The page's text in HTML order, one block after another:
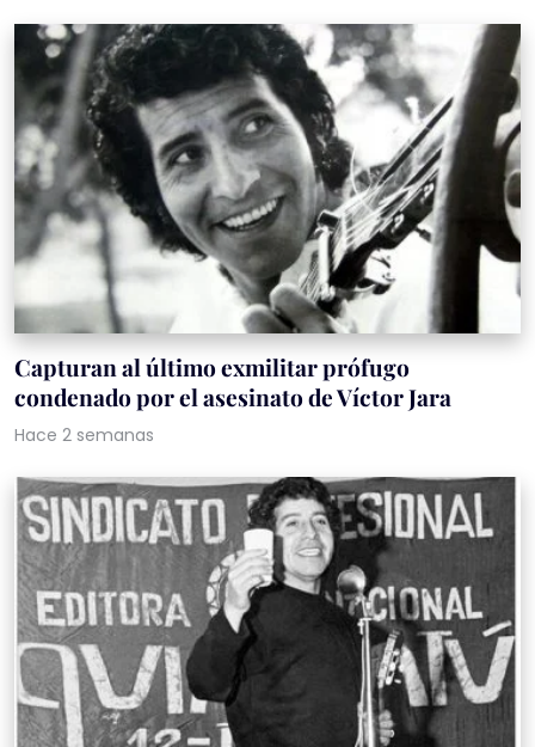
Capturan al último exmilitar prófugo
condenado por el asesinato de Víctor Jara
Hace 2 semanas